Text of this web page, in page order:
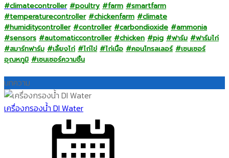
#climatecontroller #poultry #farm #smartfarm
#temperaturecontroller #chickenfarm #climate
#humiditycontroller #controller #carbondioxide #ammonia
#sensors #automaticcontroller #chicken #pig #ฟาร์ม #ฟาร์มไก่
#สมาร์ทฟาร์ม #เลี้ยงไก่ #ไก่ไข่ #ไก่เนื้อ #คอนโทรลเลอร์ #เซนเซอร์
อุณหภูมิ #เซนเซอร์ความชื้น
บทความ
เครื่องกรองน้ำ DI Water